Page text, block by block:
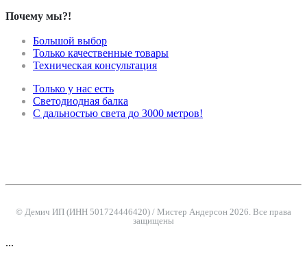
Почему мы?!
Большой выбор
Только качественные товары
Техническая консультация
Только у нас есть
Светодиодная балка
С дальностью света до 3000 метров!
© Демич ИП (ИНН 501724446420) / Мистер Андерсон 2026. Все права
защищены
...